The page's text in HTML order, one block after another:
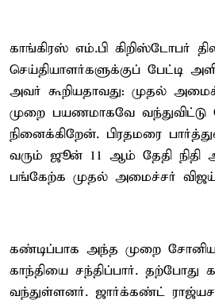
காங்கிரஸ் எம்.பி கிறிஸ்டோபர்
செய்தியாளர்களுக்குப் பேட்டி
அவர் கூறியதாவது: முதல்
முறை பயணமாகவே வந்துவிட்டு
நினைக்கிறேன். பிரதமரை
வரும் ஜூன் 11 ஆம் தேதி நிதி
பங்கேற்க முதல் அமைச்சர் விஜய்
கண்டிப்பாக அந்த முறை
காந்தியை சந்திப்பார்.
வந்துள்ளனர். ஜார்க்கண்ட்